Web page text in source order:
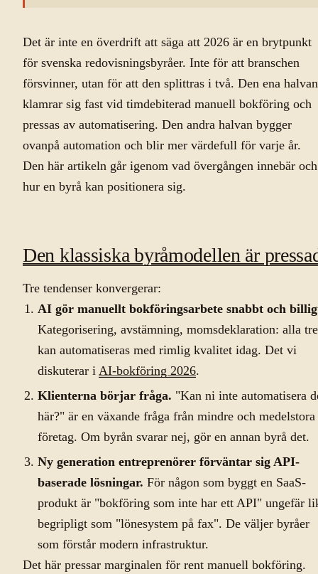
Det är inte en överdrift att säga att 2026 är en brytpunkt
för svenska redovisningsbyråer. Inte för att branschen
försvinner, utan för att den splittras i två. Den ena halvan
klamrar sig fast vid timdebiterad manuell bokföring och
pressas av automatisering. Den andra halvan bygger
ovanpå automation och blir mer värdefull för varje år.
Den här artikeln går igenom vad övergången innebär och
hur en byrå kan positionera sig.
Den klassiska byråmodellen är
Tre tendenser konvergerar:
AI gör manuellt bokföringsarbete snabbt och
Kategorisering, avstämning, momsdeklaration: alla tre
kan automatiseras med rimlig kvalitet idag. Det vi
diskuterar i AI-bokföring 2026.
Klienterna börjar fråga. "Kan ni inte automatisera
här?" är en växande fråga från mindre och medelstora
företag. Om byrån svarar nej, gör en annan byrå det.
Ny generation entreprenörer förväntar sig API-
baserade lösningar. För någon som byggt en SaaS-
produkt är "bokföring som inte har ett API" ungefär
begripligt som "lönesystem på fax". De väljer byråer
som förstår modern infrastruktur.
Det här pressar marginalen för rent manuell bokföring.